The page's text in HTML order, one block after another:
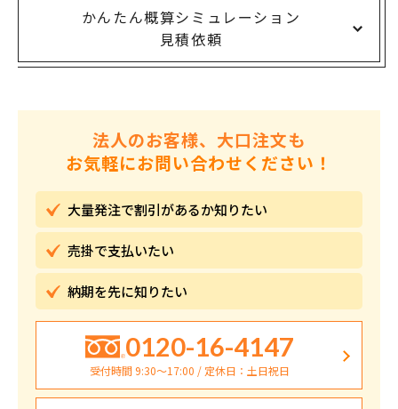
かんたん概算シミュレーション
見積依頼
法人のお客様、大口注文も
お気軽にお問い合わせください！
大量発注で割引があるか知りたい
売掛で支払いたい
納期を先に知りたい
0120-16-4147
受付時間 9:30〜17:00 / 定休日：土日祝日